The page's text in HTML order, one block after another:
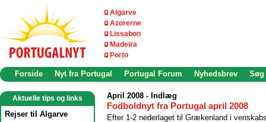
Algarve
Azorerne
Lissabon
Madeira
Porto
Forside Nyt fra Portugal Portugal Forum Nyhedsbrev Søg
Aktuelle tips og links
Rejser til Algarve
April 2008 - Indlæg
Fodboldnyt fra Portugal april 2008
Efter 1-2 nederlaget til Grækenland i